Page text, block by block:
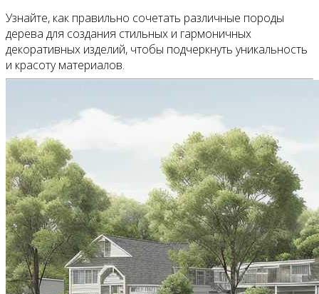
Узнайте, как правильно сочетать различные породы
дерева для создания стильных и гармоничных
декоративных изделий, чтобы подчеркнуть уникальность
и красоту материалов.